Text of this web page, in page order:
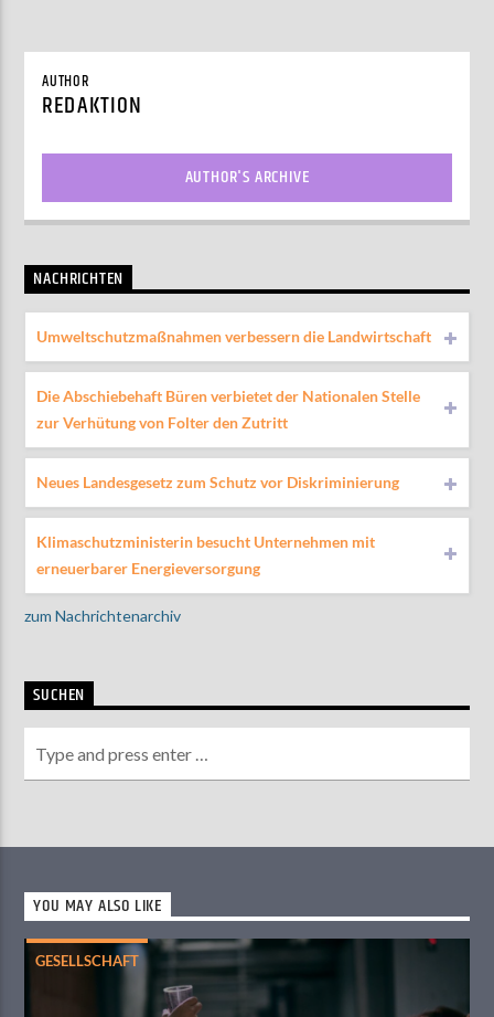
AUTHOR
REDAKTION
AUTHOR'S ARCHIVE
NACHRICHTEN
Umweltschutzmaßnahmen verbessern die Landwirtschaft
Die Abschiebehaft Büren verbietet der Nationalen Stelle
zur Verhütung von Folter den Zutritt
Neues Landesgesetz zum Schutz vor Diskriminierung
Klimaschutzministerin besucht Unternehmen mit
erneuerbarer Energieversorgung
zum Nachrichtenarchiv
SUCHEN
YOU MAY ALSO LIKE
GESELLSCHAFT